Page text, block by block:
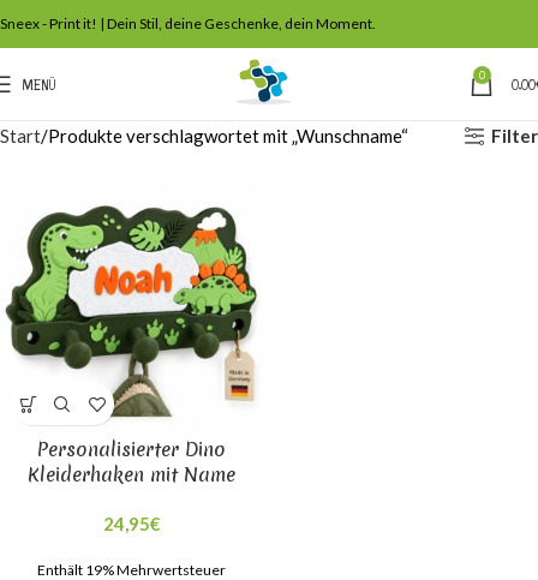
Sneex - Print it! | Dein Stil, deine Geschenke, dein Moment.
MENÜ 0 0,00
Start Produkte verschlagwortet mit „Wunschname“ Filter
Personalisierter Dino
Kleiderhaken mit Name
24,95€
Enthält 19% Mehrwertsteuer